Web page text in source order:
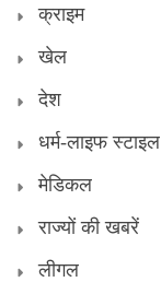
क्राइम
खेल
देश
धर्म-लाइफ स्टाइल
मेडिकल
राज्यों की खबरें
लीगल